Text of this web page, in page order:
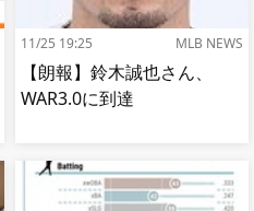
11/25 19:25 MLB NEWS
【朗報】鈴木誠也さん、
WAR3.0に到達